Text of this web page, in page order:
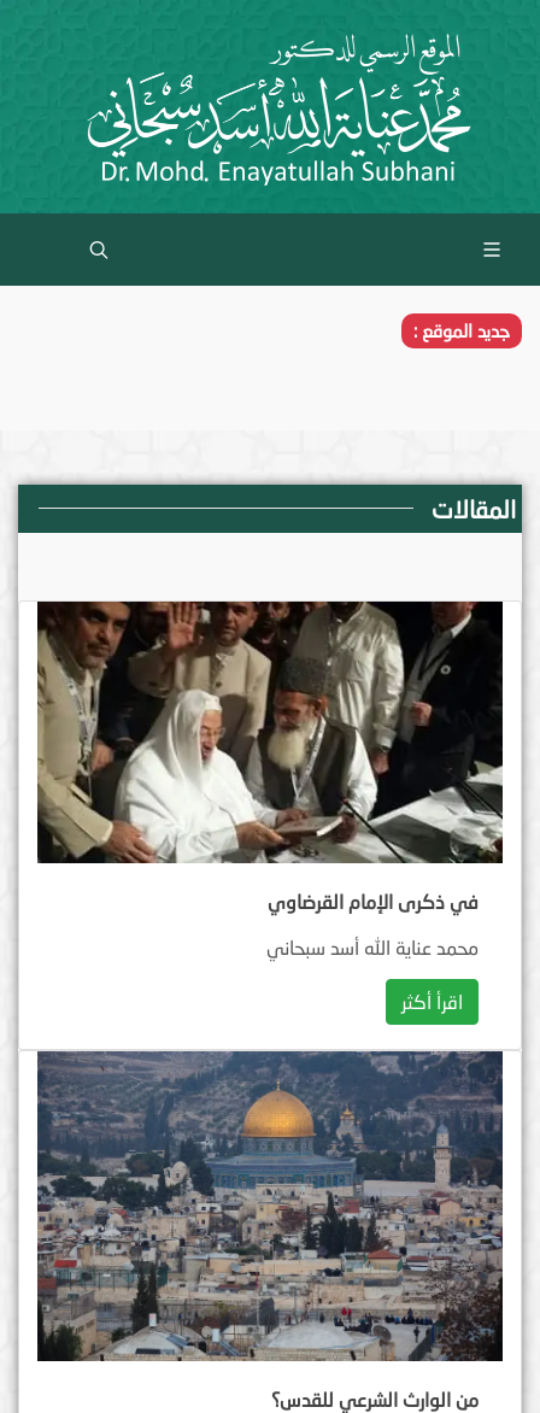
جديد الموقع :
المقالات
في ذكرى الإمام القرضاوي
محمد عناية الله أسد سبحاني
اقرأ أكثر
من الوارث الشرعي للقدس؟